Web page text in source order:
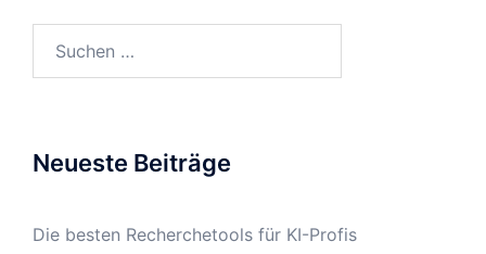
Neueste Beiträge
Die besten Recherchetools für KI-Profis